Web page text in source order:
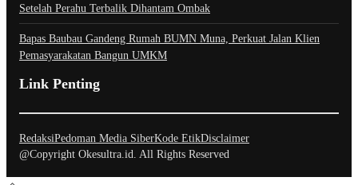
Setelah Perahu Terbalik Dihantam Ombak
Bapas Baubau Gandeng Rumah BUMN Muna, Perkuat Jalan Klien
Pemasyarakatan Bangun UMKM
Link Penting
RedaksiPedoman Media SiberKode EtikDisclaimer
@Copyright Okesultra.id. All Rights Reserved